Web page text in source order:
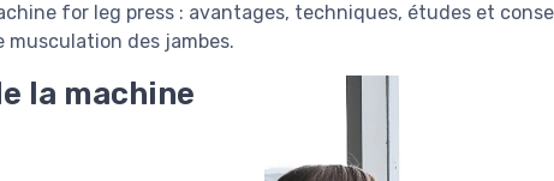
for leg press : avantages, techniques, études et
musculation des jambes.
la machine